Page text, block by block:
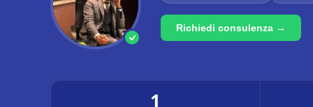
Richiedi consulenza →
1